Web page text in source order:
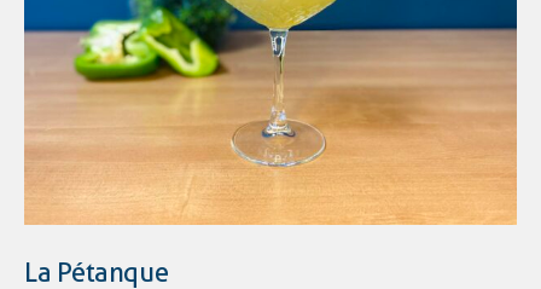
La Pétanque